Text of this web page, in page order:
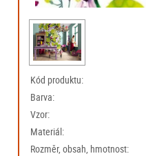
Kód produktu:
Barva:
Vzor:
Materiál:
Rozměr, obsah, hmotnost: